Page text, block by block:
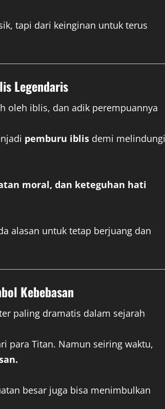
tapi dari keinginan untuk terus
Legendaris
oleh iblis, dan adik perempuannya
pemburu iblis demi melindungi
moral, dan keteguhan hati
alasan untuk tetap berjuang dan
Kebebasan
paling dramatis dalam sejarah
para Titan. Namun seiring waktu,
besar juga bisa menimbulkan